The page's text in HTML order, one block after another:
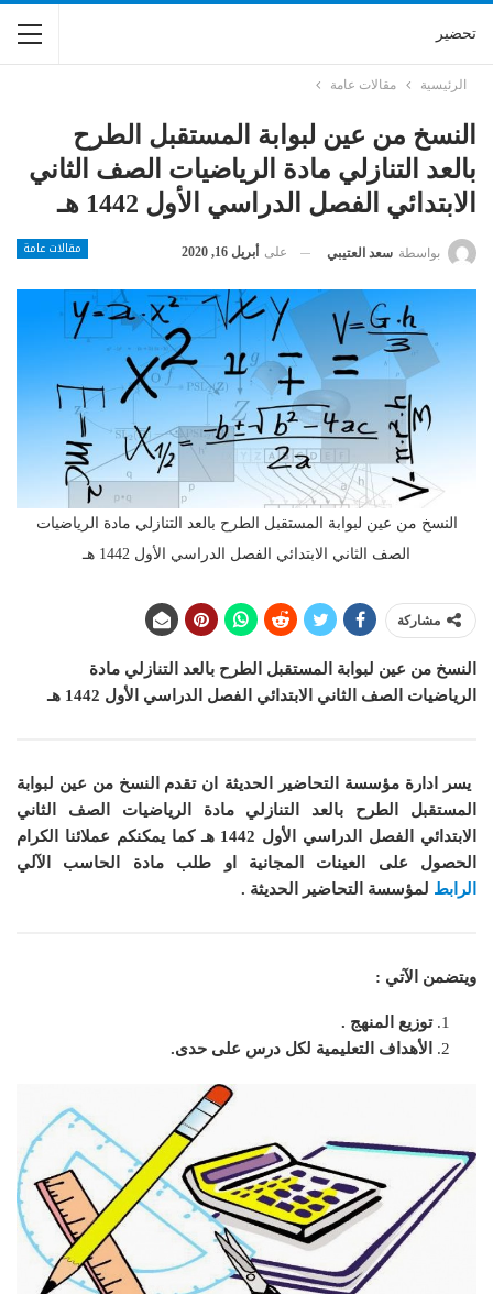
تحضير
الرئيسية مقالات عامة
النسخ من عين لبوابة المستقبل الطرح
بالعد التنازلي مادة الرياضيات الصف الثاني
الابتدائي الفصل الدراسي الأول 1442 هـ
مقالات عامة بواسطة سعد العتيبي على أبريل 16, 2020
النسخ من عين لبوابة المستقبل الطرح بالعد التنازلي مادة الرياضيات
الصف الثاني الابتدائي الفصل الدراسي الأول 1442 هـ
مشاركة
النسخ من عين لبوابة المستقبل الطرح بالعد التنازلي مادة
الرياضيات الصف الثاني الابتدائي الفصل الدراسي الأول 1442 هـ
يسر ادارة مؤسسة التحاضير الحديثة ان تقدم النسخ من عين لبوابة
المستقبل الطرح بالعد التنازلي مادة الرياضيات الصف الثاني
الابتدائي الفصل الدراسي الأول 1442 هـ
كما يمكنكم عملائنا الكرام
الحصول على العينات المجانية او طلب مادة الحاسب الآلي
الرابط لمؤسسة التحاضير الحديثة .
ويتضمن الآتي :
توزيع المنهج .
الأهداف التعليمية لكل درس على حدى.